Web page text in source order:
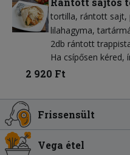
tortilla rántott sajt
lilahagyma
2db rántott
Ha csípősen kéred,
2 920 Ft
Frissensült
Vega étel